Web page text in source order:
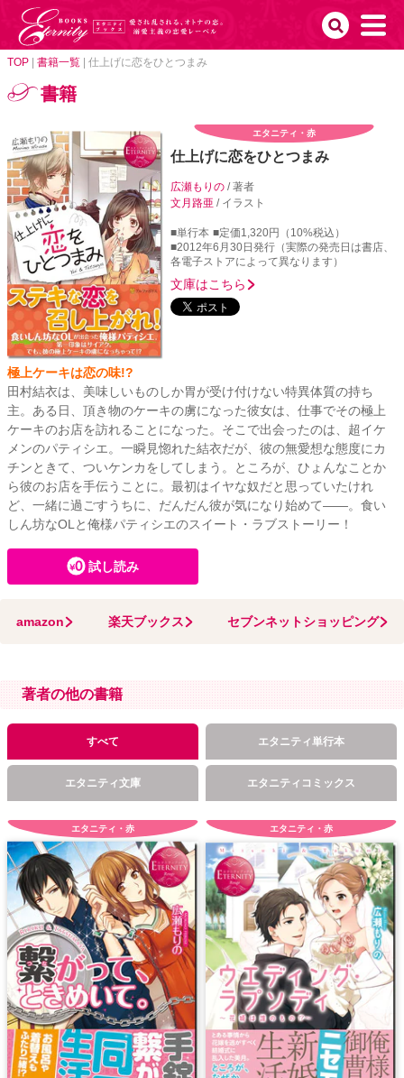
TOP 書籍一覧 仕上げに恋をひとつまみ
書籍
エタニティ・赤
仕上げに恋をひとつまみ
広瀬もりの/ 著者
文月路亜 / イラスト
■単行本 ■定価1,320円（10%税込）
■2012年6月30日発行（実際の発売日は書店、
各電子ストアによって異なります）
文庫はこちら
極上ケーキは恋の味!?
田村結衣は、美味しいものしか胃が受け付けない特異体質の持ち
主。ある日、頂き物のケーキの虜になった彼女は、仕事でその極上
ケーキのお店を訪れることになった。そこで出会ったのは、超イケ
メンのパティシエ。一瞬見惚れた結衣だが、彼の無愛想な態度にカ
チンときて、ついケンカをしてしまう。ところが、ひょんなことか
ら彼のお店を手伝うことに。最初はイヤな奴だと思っていたけれ
ど、一緒に過ごすうちに、だんだん彼が気になり始めて――。食い
しん坊なOLと俺様パティシエのスイート・ラブストーリー！
試し読み
amazon 楽天ブックス セブンネットショッピング
著者の他の書籍
すべて エタニティ単行本
エタニティ文庫 エタニティコミックス
エタニティ・赤 エタニティ・赤